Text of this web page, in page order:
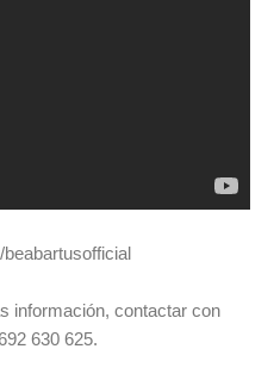
información, contactar con
630 625.